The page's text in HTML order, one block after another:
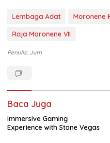
Lembaga Adat Moronene
Raja Moronene VII
Penulis: Jum
Baca Juga
Immersive Gaming
Experience with Stone Vegas